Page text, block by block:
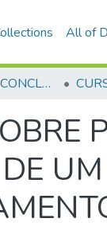
All of
TRABALHOS DE CONCLUSÃO DE CURSO - CEGESP (CURSO DE ESPECIALIZAÇÃO EM GERENCIAMENTO EM SEGURANÇA PÚBLICA)